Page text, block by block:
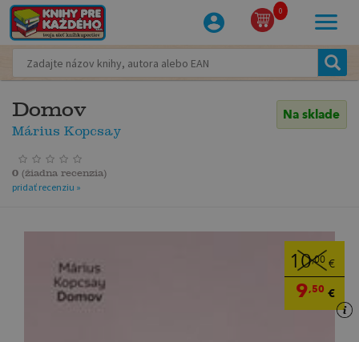
0
Domov
Márius Kopcsay
Na sklade
0 (žiadna recenzia)
pridať recenziu »
10,00 €
9,50 €